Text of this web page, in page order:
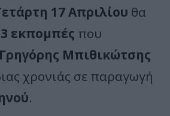
17 Απριλίου θα
3 εκπομπές που
Γρηγόρης Μπιθικώτσης
χρονιάς σε παραγωγή
.